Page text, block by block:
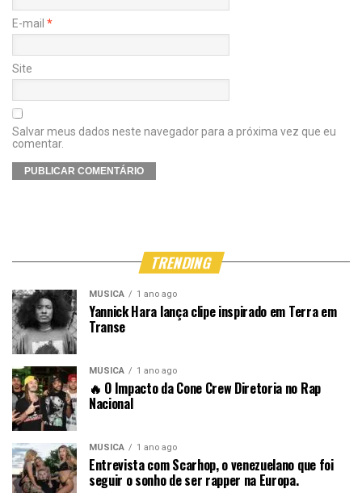
E-mail *
Site
Salvar meus dados neste navegador para a próxima vez que eu
comentar.
TRENDING
MÚSICA 1 ano ago
Yannick Hara lança clipe inspirado em Terra em
Transe
MÚSICA 1 ano ago
🔥 O Impacto da Cone Crew Diretoria no Rap
Nacional
MÚSICA 1 ano ago
Entrevista com Scarhop, o venezuelano que foi
seguir o sonho de ser rapper na Europa.